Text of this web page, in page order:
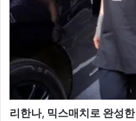
리한나, 믹스매치로 완성한